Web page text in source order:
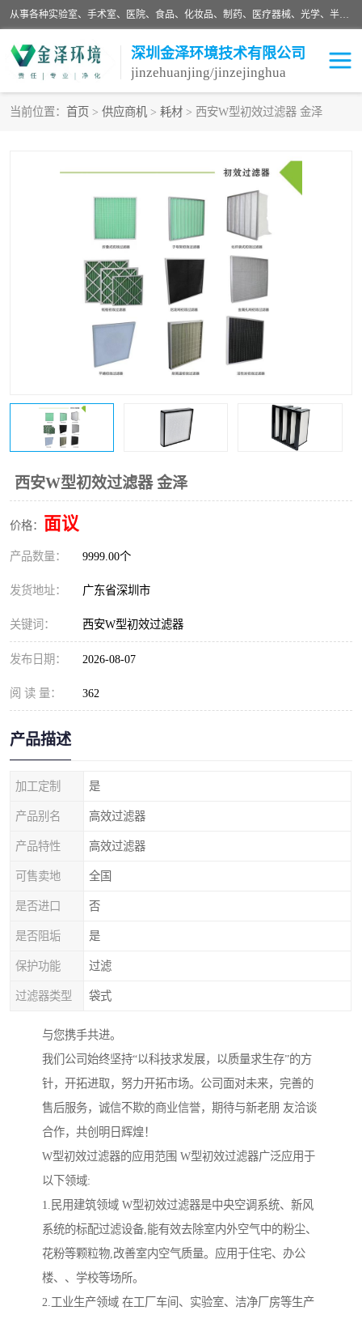
从事各种实验室、手术室、医院、食品、化妆品、制药、医疗器械、光学、半导体、精密电子等无尘车间行业的洁净车间装修设计、净化设备、恒温恒湿空调的设计制作与安装、净化系统工程项目施工及其技术支持服务。
深圳金泽环境技术有限公司
jinzehuanjing/jinzejinghua
当前位置： 首页 > 供应商机 > 耗材 > 西安W型初效过滤器 金泽
西安W型初效过滤器 金泽
价格： 面议
产品数量： 9999.00个
发货地址： 广东省深圳市
关键词： 西安W型初效过滤器
发布日期： 2026-08-07
阅 读 量： 362
产品描述
加工定制 是
产品别名 高效过滤器
产品特性 高效过滤器
可售卖地 全国
是否进口 否
是否阻垢 是
保护功能 过滤
过滤器类型 袋式
与您携手共进。
我们公司始终坚持“以科技求发展，以质量求生存”的方
针，开拓进取，努力开拓市场。公司面对未来，完善的
售后服务，诚信不欺的商业信誉，期待与新老朋 友洽谈
合作，共创明日辉煌！
W型初效过滤器的应用范围 W型初效过滤器广泛应用于
以下领域:
1.民用建筑领域 W型初效过滤器是中央空调系统、新风
系统的标配过滤设备,能有效去除室内外空气中的粉尘、
花粉等颗粒物,改善室内空气质量。应用于住宅、办公
楼、、学校等场所。
2.工业生产领域 在工厂车间、实验室、洁净厂房等生产
实验室净化
GMP车间净化
医药车间净化 生命工程
生物实验室 食品饮料
光电车间
恒温恒湿净化空调 过滤器
洁净棚